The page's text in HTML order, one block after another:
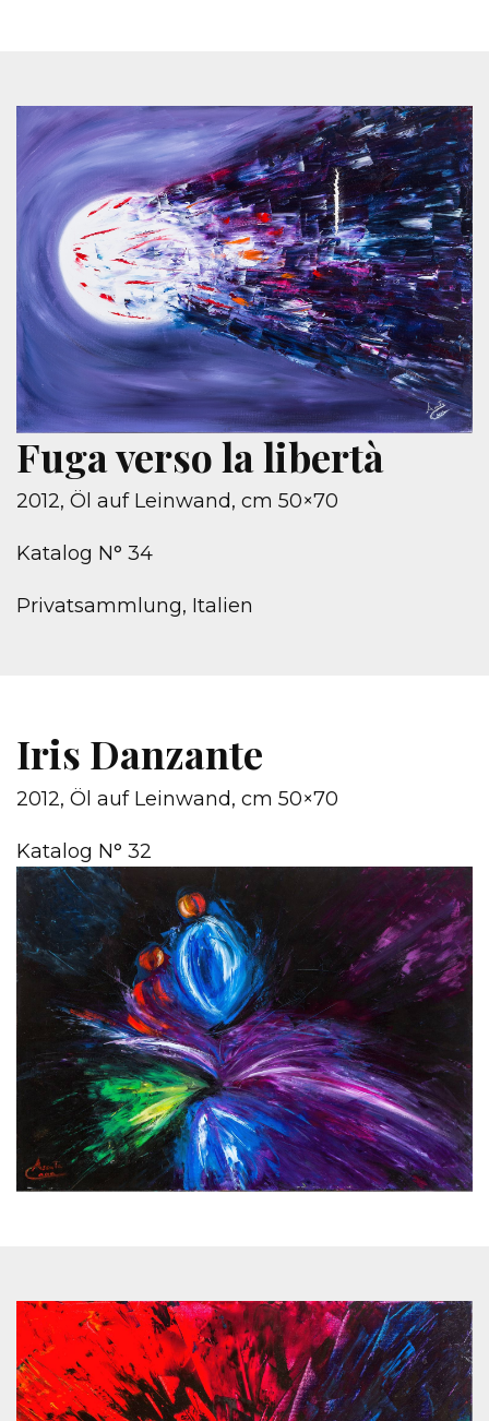
Fuga verso la libertà
2012, Öl auf Leinwand, cm 50×70
Katalog N° 34
Privatsammlung, Italien
Iris Danzante
2012, Öl auf Leinwand, cm 50×70
Katalog N° 32